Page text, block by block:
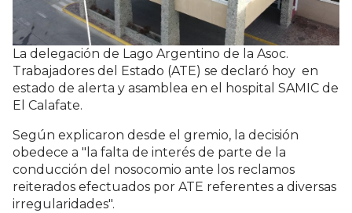
La delegación de Lago Argentino de la Asoc.
Trabajadores del Estado (ATE) se declaró hoy en
estado de alerta y asamblea en el hospital SAMIC de
El Calafate.
Según explicaron desde el gremio, la decisión
obedece a "la falta de interés de parte de la
conducción del nosocomio ante los reclamos
reiterados efectuados por ATE referentes a diversas
irregularidades".